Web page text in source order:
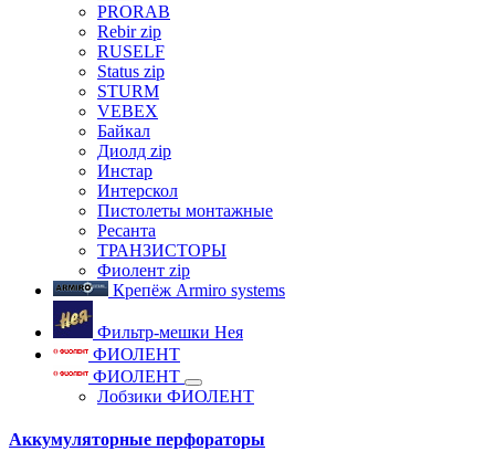
PRORAB
Rebir zip
RUSELF
Status zip
STURM
VEBEX
Байкал
Диолд zip
Инстар
Интерскол
Пистолеты монтажные
Ресанта
ТРАНЗИСТОРЫ
Фиолент zip
Крепёж Armiro systems
Фильтр-мешки Нея
ФИОЛЕНТ
ФИОЛЕНТ
Лобзики ФИОЛЕНТ
Аккумуляторные перфораторы